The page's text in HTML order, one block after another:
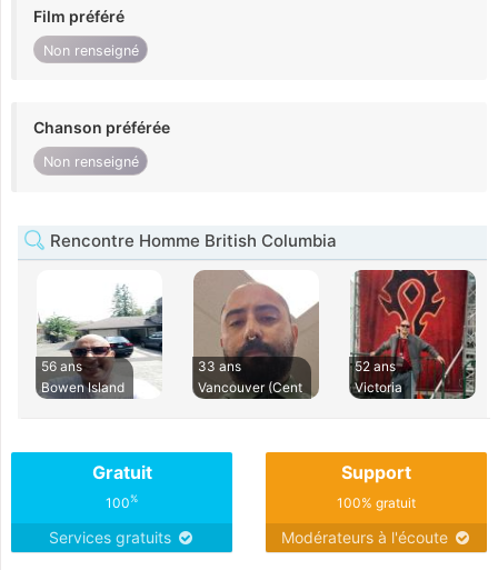
Film préféré
Non renseigné
Chanson préférée
Non renseigné
Rencontre Homme British Columbia
56 ans
Bowen Island
33 ans
Vancouver (Cent
52 ans
Victoria
Gratuit
100%
Services gratuits
Support
100% gratuit
Modérateurs à l'écoute